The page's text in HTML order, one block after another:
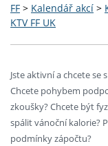
FF > Kalendář akcí >
KTV FF UK
Jste aktivní a chcete
Chcete pohybem
zkoušky? Chcete být
spálit vánoční kalorie?
podmínky zápočtu?